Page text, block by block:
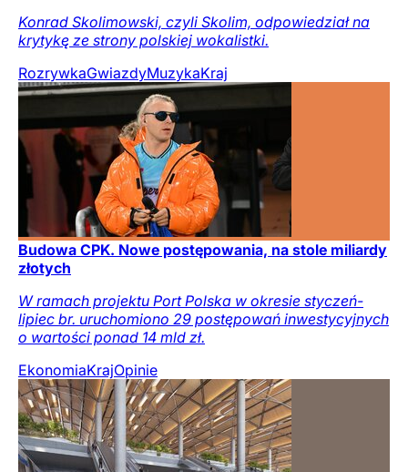
Konrad Skolimowski, czyli Skolim, odpowiedział na
krytykę ze strony polskiej wokalistki.
RozrywkaGwiazdyMuzykaKraj
Budowa CPK. Nowe postępowania, na stole miliardy
złotych
W ramach projektu Port Polska w okresie styczeń-
lipiec br. uruchomiono 29 postępowań inwestycyjnych
o wartości ponad 14 mld zł.
EkonomiaKrajOpinie